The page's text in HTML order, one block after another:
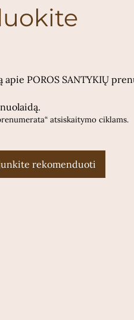
POROS SANTYKIŲ
atsiskaitymo ciklams.
rekomenduoti